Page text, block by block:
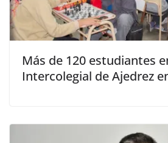
Más de 120 estudiantes
Intercolegial de Ajedrez